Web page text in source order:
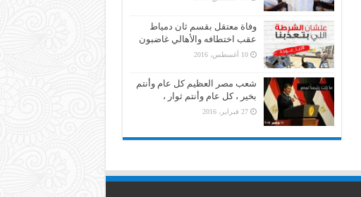
وفاة معتقل بقسم ثان دمياط
عقب اختطافه والأهالي غاضبون
10 أغسطس، 2016
شعب مصر العظيم كل عام وأنتم
بخير ، كل عام وأنتم ثوار ،
27 فبراير، 2016